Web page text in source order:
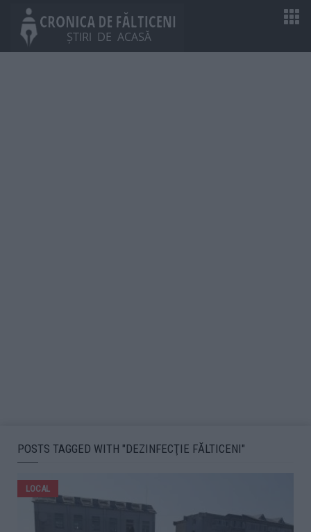
POSTS TAGGED WITH "DEZINFECŢIE FĂLTICENI"
LOCAL